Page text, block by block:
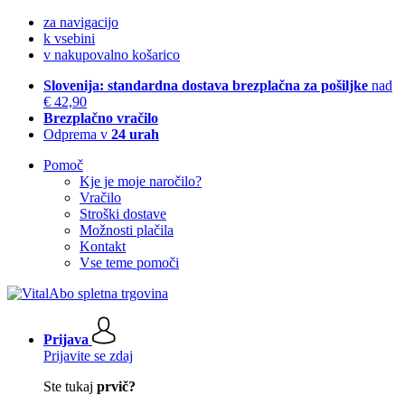
za navigacijo
k vsebini
v nakupovalno košarico
Slovenija: standardna dostava brezplačna za pošiljke nad
€ 42,90
Brezplačno vračilo
Odprema v 24 urah
Pomoč
Kje je moje naročilo?
Vračilo
Stroški dostave
Možnosti plačila
Kontakt
Vse teme pomoči
Prijava
Prijavite se zdaj
Ste tukaj prvič?